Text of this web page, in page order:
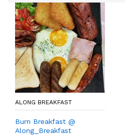
ALONG BREAKFAST
Burn Breakfast @
Along_Breakfast